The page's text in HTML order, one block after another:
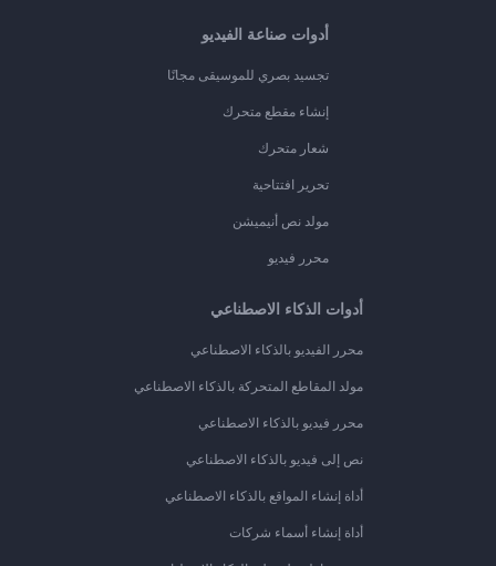
أدوات صناعة الفيديو
تجسيد بصري للموسيقى مجانًا
إنشاء مقطع متحرك
شعار متحرك
تحرير افتتاحية
مولد نص أنيميشن
محرر فيديو
أدوات الذكاء الاصطناعي
محرر الفيديو بالذكاء الاصطناعي
مولد المقاطع المتحركة بالذكاء الاصطناعي
محرر فيديو بالذكاء الاصطناعي
نص إلى فيديو بالذكاء الاصطناعي
أداة إنشاء المواقع بالذكاء الاصطناعي
أداة إنشاء أسماء شركات